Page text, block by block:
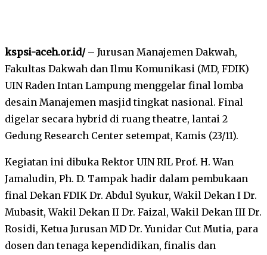
kspsi-aceh.or.id/– Jurusan Manajemen Dakwah,
Fakultas Dakwah dan Ilmu Komunikasi (MD, FDIK)
UIN Raden Intan Lampung menggelar final lomba
desain Manajemen masjid tingkat nasional. Final
digelar secara hybrid di ruang theatre, lantai 2
Gedung Research Center setempat, Kamis (23/11).
Kegiatan ini dibuka Rektor UIN RIL Prof. H. Wan
Jamaludin, Ph. D. Tampak hadir dalam pembukaan
final Dekan FDIK Dr. Abdul Syukur, Wakil Dekan I Dr.
Mubasit, Wakil Dekan II Dr. Faizal, Wakil Dekan III Dr.
Rosidi, Ketua Jurusan MD Dr. Yunidar Cut Mutia, para
dosen dan tenaga kependidikan, finalis dan